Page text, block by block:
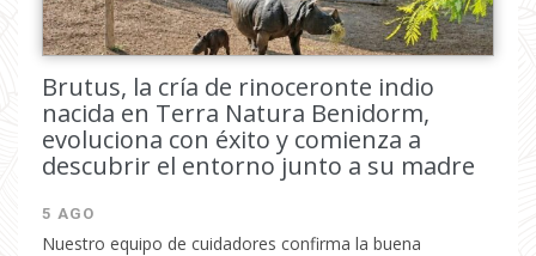
Brutus, la cría de rinoceronte indio
nacida en Terra Natura Benidorm,
evoluciona con éxito y comienza a
descubrir el entorno junto a su madre
5 AGO
Nuestro equipo de cuidadores confirma la buena